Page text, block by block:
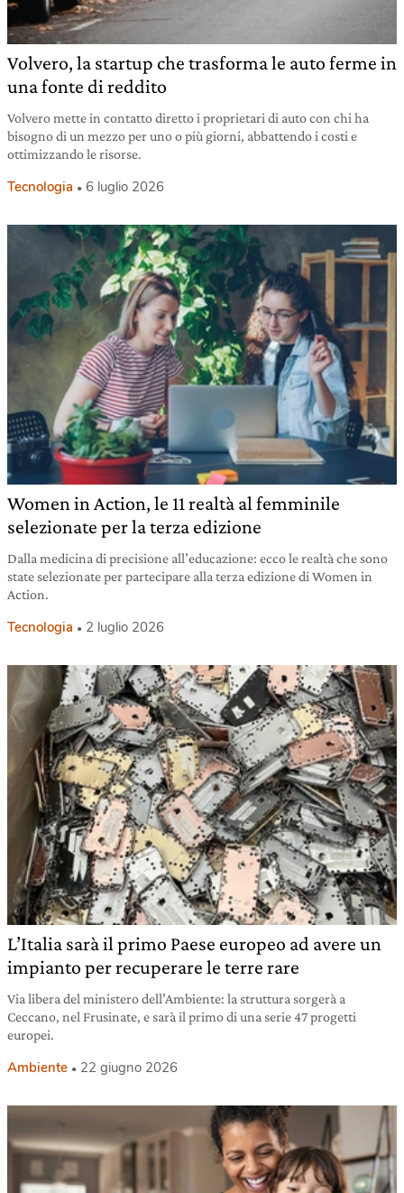
Volvero, la startup che trasforma le auto ferme in
una fonte di reddito
Volvero mette in contatto diretto i proprietari di auto con chi ha
bisogno di un mezzo per uno o più giorni, abbattendo i costi e
ottimizzando le risorse.
Tecnologia 6 luglio 2026
Women in Action, le 11 realtà al femminile
selezionate per la terza edizione
Dalla medicina di precisione all’educazione: ecco le realtà che sono
state selezionate per partecipare alla terza edizione di Women in
Action.
Tecnologia 2 luglio 2026
L’Italia sarà il primo Paese europeo ad avere un
impianto per recuperare le terre rare
Via libera del ministero dell’Ambiente: la struttura sorgerà a
Ceccano, nel Frusinate, e sarà il primo di una serie 47 progetti
europei.
Ambiente 22 giugno 2026